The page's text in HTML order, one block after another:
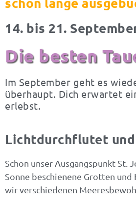
14. bis 21.
Die besten
Im September geht es
überhaupt. Dich erwartet
erlebst.
Lichtdurchflutet und
Schon unser Ausgangspunkt
Sonne beschienene Grotten
wir verschiedenen